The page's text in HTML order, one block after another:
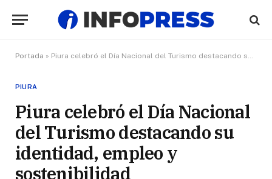
Portada » Piura celebró el Día Nacional del Turismo destacando su identidad, empleo y sostenibilidad
PIURA
Piura celebró el Día Nacional
del Turismo destacando su
identidad, empleo y
sostenibilidad